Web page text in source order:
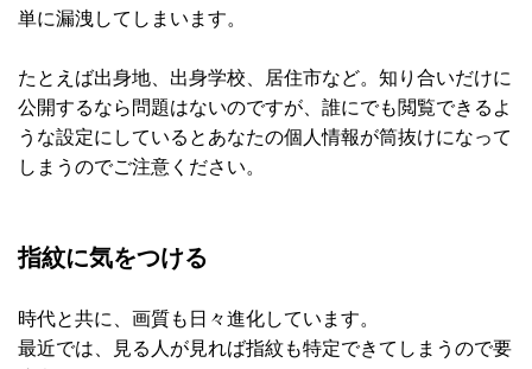
単に漏洩してしまいます。
たとえば出身地、出身学校、居住市など。知り合いだけに
公開するなら問題はないのですが、誰にでも閲覧できるよ
うな設定にしているとあなたの個人情報が筒抜けになって
しまうのでご注意ください。
指紋に気をつける
時代と共に、画質も日々進化しています。
最近では、見る人が見れば指紋も特定できてしまうので要